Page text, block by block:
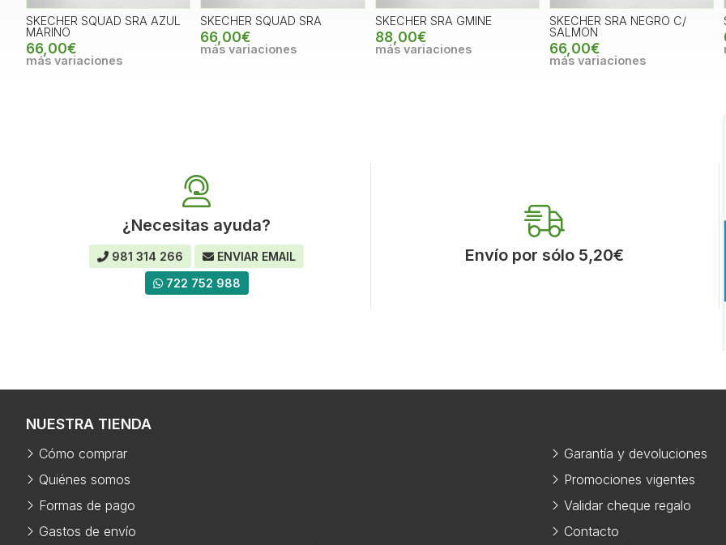
SKECHER SQUAD SRA AZUL
MARINO
66,00€
más variaciones
SKECHER SQUAD SRA
66,00€
más variaciones
SKECHER SRA GMINE
88,00€
más variaciones
SKECHER SRA NEGRO C/
SALMON
66,00€
más variaciones
¿Necesitas ayuda?
981 314 266
ENVIAR EMAIL
722 752 988
Envío por sólo 5,20€
NUESTRA TIENDA
Cómo comprar
Quiénes somos
Formas de pago
Gastos de envío
Garantía y devoluciones
Promociones vigentes
Validar cheque regalo
Contacto